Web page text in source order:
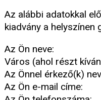
Az alábbi adatokkal
kiadvány a
Az Ön neve:
Város (ahol részt
Az Önnel érkező(k)
Az Ön e-mail címe: